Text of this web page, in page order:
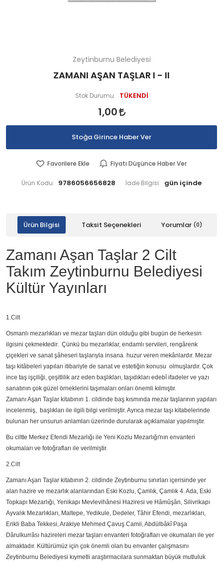
Zeytinburnu Belediyesi
ZAMANI AŞAN TAŞLAR I - II
Stok Durumu: TÜKENDİ
1,00
Stoğa Girince Haber Ver
Favorilere Ekle Fiyatı Düşünce Haber Ver
Ürün Kodu: 9786056656828 İade Bilgisi:
Ürün Bilgisi Taksit Seçenekleri Yorumlar (0)
Zamanı Aşan Taşlar 2 Cilt
Takım Zeytinburnu Belediyesi
Kültür Yayınları
1.Cilt
Osmanlı mezarlıkları ve mezar taşları dün olduğu gibi bugün de herkesin
ilgisini çekmektedir. Çünkü bu mezarlıklar, endamlı servileri, rengârenk
çiçekleri ve sanat şâheseri taşlarıyla insana huzur veren mekânlardır. Mezar
taşı kitâbeleri yapıları itibariyle de sanat ve estetiğin konusu olmuşlardır. Çok
ince taş işçiliği, çeşitlilik arz eden başlıkları, taşıdıkları edebî ifadeler ve yazı
sanatının çok güzel örneklerini taşımaları onları önemli kılmıştır.
Zamanı Aşan Taşlar kitabının 1. cildinde baş kısmında mezar taşlarının yapıları
incelenmiş, başlıkları ile ilgili bilgi verilmiştir. Ayrıca mezar taşı kitabelerinde
bulunan her unsurun anlamları üzerinde durularak açıklamalar yapılmıştır.
Bu ciltte Merkez Efendi Mezarlığı ile Yeni Kozlu Mezarlığı'nın envanteri
okumaları ve fotoğrafları ile verilmiştir.
2.Cilt
Zamanı Aşan Taşlar kitabının 2. cildinde Zeytinburnu sınırları içerisinde yer
alan hazire ve mezarlık alanlarından Eski Kozlu, Çamlık, Çamlık 4. Ada, Eski
Topkapı Mezarlığı, Yenikapı Mevlevihânesi Haziresi ve Hâmûşân, Silivrikapı
Ayvalık Mezarlıkları, Maltepe, Yedikule, Dedeler, Tâhir Efendi, mezarlıkları,
Erikli Baba Tekkesi, Arakiye Mehmed Çavuş Camii, Abdülbâkî Paşa
Dârulkurrâsı hazireleri mezar taşları envanteri fotoğrafları ve okumaları ile yer
almaktadır. Kültürümüz için çok önemli olan bu envanter çalışmasını
Zeytinburnu Belediyesi kıymetli araştırmacılara sunmaktan büyük mutluluk